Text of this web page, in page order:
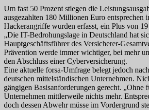
Um fast 50 Prozent stiegen die
ausgezahlten 180 Millionen Euro entsprechen
Hackerangriffe wurden erfasst, ein Plus von
„Die IT-Bedrohungslage in Deutschland hat
Hauptgeschäftsführer des Versicherer-
Prävention werde immer wichtiger, bei mehr
den Abschluss einer Cyberversicherung.
Eine aktuelle forsa-Umfrage belegt jedoch
deutschen mittelständischen Unternehmen.
gängigen Basisanforderungen gerecht.
Unternehmen mittlerweile nichts mehr.
doch dessen Abwehr müsse im Vordergrund